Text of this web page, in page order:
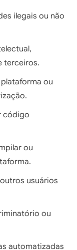
ilegais ou não
terceiros.
ou
código
ou
usuários
ou
automatizadas